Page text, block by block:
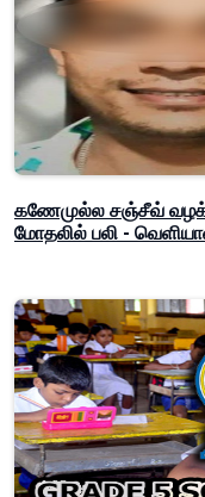
கணேமுல்ல சஞ்சீவ்
மோதலில் பலி -